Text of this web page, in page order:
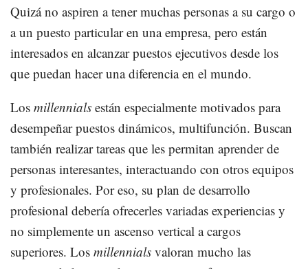
Quizá no aspiren a tener muchas personas a su cargo o
a un puesto particular en una empresa, pero están
interesados en alcanzar puestos ejecutivos desde los
que puedan hacer una diferencia en el mundo.
Los millennials están especialmente motivados para
desempeñar puestos dinámicos, multifunción. Buscan
también realizar tareas que les permitan aprender de
personas interesantes, interactuando con otros equipos
y profesionales. Por eso, su plan de desarrollo
profesional debería ofrecerles variadas experiencias y
no simplemente un ascenso vertical a cargos
superiores. Los millennials valoran mucho las